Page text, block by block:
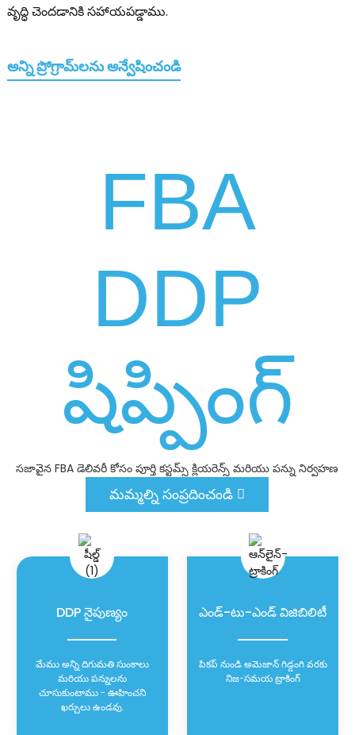
వృద్ధి చెందడానికి సహాయపడ్డాము.
అన్ని ప్రోగ్రామ్‌లను అన్వేషించండి
FBA
DDP
షిప్పింగ్
సజావైన FBA డెలివరీ కోసం పూర్తి కస్టమ్స్ క్లియరెన్స్ మరియు పన్ను నిర్వహణ
మమ్మల్ని సంప్రదించండి
DDP నైపుణ్యం
మేము అన్ని దిగుమతి సుంకాలు
మరియు పన్నులను
చూసుకుంటాము - ఊహించని
ఖర్చులు ఉండవు.
ఎండ్-టు-ఎండ్ విజిబిలిటీ
పికప్ నుండి అమెజాన్ గిడ్డంగి వరకు
నిజ-సమయ ట్రాకింగ్